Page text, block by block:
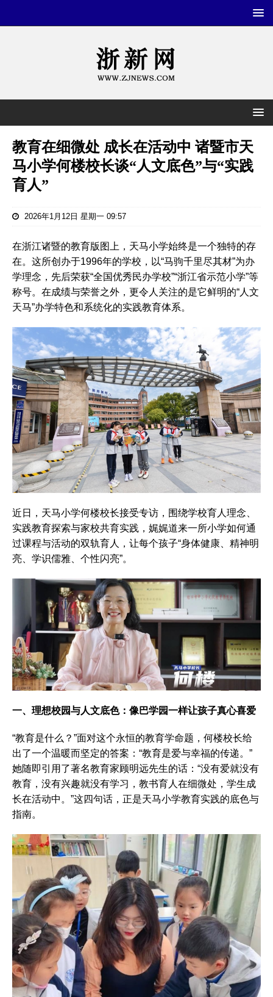
教育在细微处 成长在活动中 诸暨市天
马小学何楼校长谈“人文底色”与“实践
育人”
2026年1月12日 星期一 09:57
在浙江诸暨的教育版图上，天马小学始终是一个独特的存
在。这所创办于1996年的学校，以“马驹千里尽其材”为办
学理念，先后荣获“全国优秀民办学校”“浙江省示范小学”等
称号。在成绩与荣誉之外，更令人关注的是它鲜明的“人文
天马”办学特色和系统化的实践教育体系。
近日，天马小学何楼校长接受专访，围绕学校育人理念、
实践教育探索与家校共育实践，娓娓道来一所小学如何通
过课程与活动的双轨育人，让每个孩子“身体健康、精神明
亮、学识儒雅、个性闪亮”。
一、理想校园与人文底色：像巴学园一样让孩子真心喜爱
“教育是什么？”面对这个永恒的教育学命题，何楼校长给
出了一个温暖而坚定的答案：“教育是爱与幸福的传递。”
她随即引用了著名教育家顾明远先生的话：“没有爱就没有
教育，没有兴趣就没有学习，教书育人在细微处，学生成
长在活动中。”这四句话，正是天马小学教育实践的底色与
指南。